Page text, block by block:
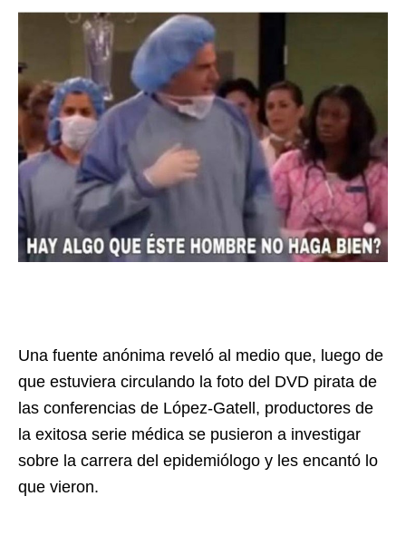
Una fuente anónima reveló al medio que, luego de
que estuviera circulando la foto del DVD pirata de
las conferencias de López-Gatell, productores de
la exitosa serie médica se pusieron a investigar
sobre la carrera del epidemiólogo y les encantó lo
que vieron.